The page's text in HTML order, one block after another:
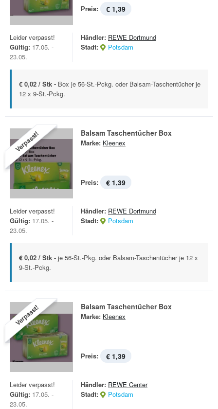
Preis: € 1,39
Leider verpasst!
Gültig: 17.05. -
23.05.
Händler: REWE Dortmund
Stadt:
Potsdam
€ 0,02 / Stk - Box je 56-St.-Pckg. oder Balsam-Taschentücher je
12 x 9-St.-Pckg.
Verpasst! Balsam Taschentücher Box
Marke: Kleenex
Preis: € 1,39
Leider verpasst!
Gültig: 17.05. -
23.05.
Händler: REWE Dortmund
Stadt:
Potsdam
€ 0,02 / Stk - je 56-St.-Pkg. oder Balsam-Taschentücher je 12 x
9-St.-Pckg.
Verpasst! Balsam Taschentücher Box
Marke: Kleenex
Preis: € 1,39
Leider verpasst!
Gültig: 17.05. -
23.05.
Händler: REWE Center
Stadt:
Potsdam